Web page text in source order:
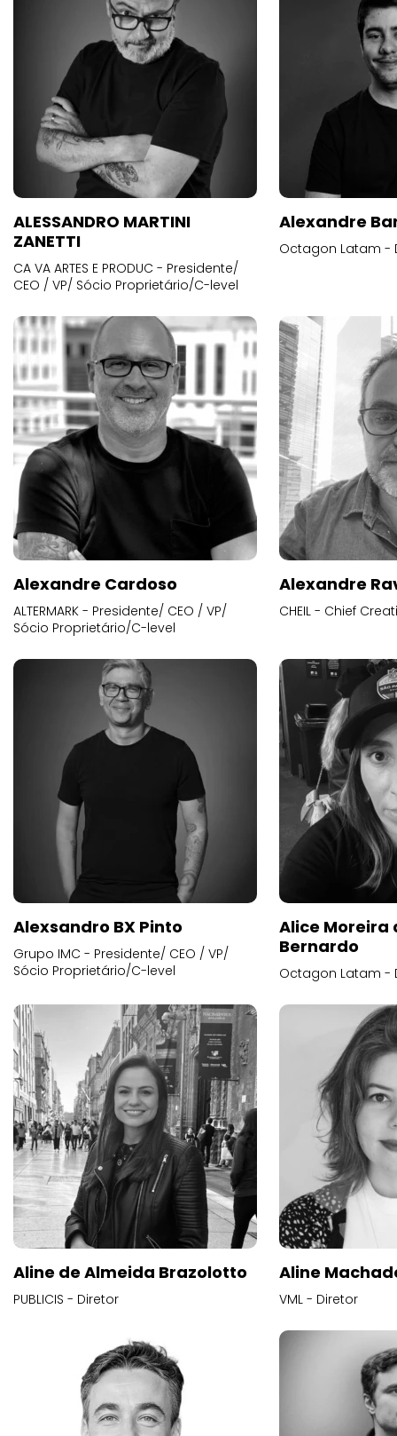
ALESSANDRO MARTINI
ZANETTI
CA VA ARTES E PRODUC - Presidente/
CEO / VP/ Sócio Proprietário/C-level
Alexandre
Octagon Latam -
Alexandre Cardoso
ALTERMARK - Presidente/ CEO / VP/
Sócio Proprietário/C-level
Alexandre
CHEIL - Chief
Alexsandro BX Pinto
Grupo IMC - Presidente/ CEO / VP/
Sócio Proprietário/C-level
Alice
Bernardo
Octagon Latam -
Aline de Almeida Brazolotto
PUBLICIS - Diretor
Aline
VML - Diretor